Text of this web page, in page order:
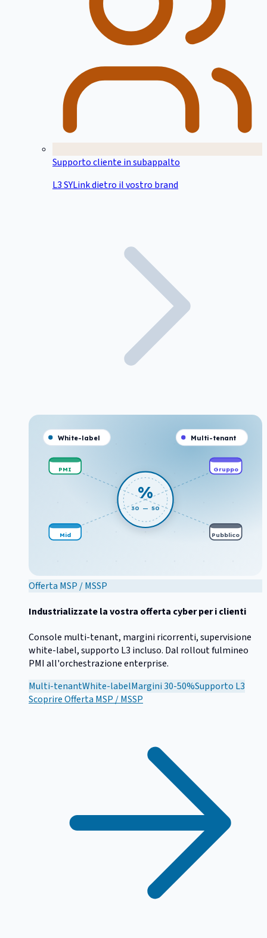
Supporto cliente in subappalto
L3 SYLink dietro il vostro brand
%
30 — 50
PMI
Mid
Gruppo
Pubblico
White-label Multi-tenant
Offerta MSP / MSSP
Industrializzate la vostra offerta cyber per i clienti
Console multi-tenant, margini ricorrenti, supervisione
white-label, supporto L3 incluso. Dal rollout fulmineo
PMI all'orchestrazione enterprise.
Multi-tenantWhite-labelMargini 30-50%Supporto L3
ScoprireOfferta MSP / MSSP